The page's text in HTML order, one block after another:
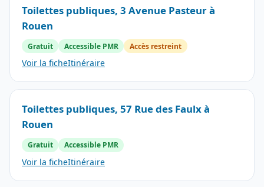
Toilettes publiques, 3 Avenue Pasteur à
Rouen
Gratuit Accessible PMR Accès restreint
Voir la ficheItinéraire
Toilettes publiques, 57 Rue des Faulx à
Rouen
Gratuit Accessible PMR
Voir la ficheItinéraire